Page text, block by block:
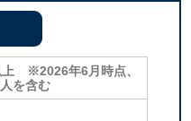
上 ※2026年6月時点、
を含む